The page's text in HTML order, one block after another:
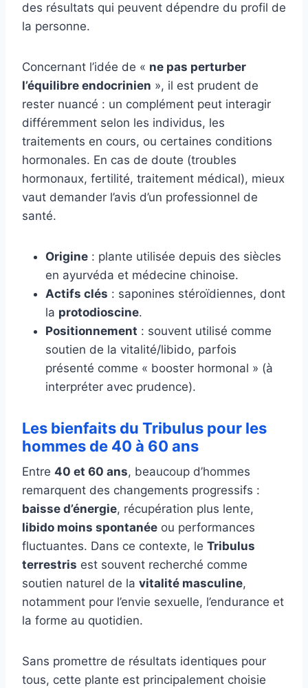
des résultats qui peuvent dépendre du profil de
la personne.
Concernant l’idée de « ne pas perturber
l’équilibre endocrinien », il est prudent de
rester nuancé : un complément peut interagir
différemment selon les individus, les
traitements en cours, ou certaines conditions
hormonales. En cas de doute (troubles
hormonaux, fertilité, traitement médical), mieux
vaut demander l’avis d’un professionnel de
santé.
Origine : plante utilisée depuis des siècles
en ayurvéda et médecine chinoise.
Actifs clés : saponines stéroïdiennes, dont
la protodioscine.
Positionnement : souvent utilisé comme
soutien de la vitalité/libido, parfois
présenté comme « booster hormonal » (à
interpréter avec prudence).
Les bienfaits du Tribulus pour les
hommes de 40 à 60 ans
Entre 40 et 60 ans, beaucoup d’hommes
remarquent des changements progressifs :
baisse d’énergie, récupération plus lente,
libido moins spontanée ou performances
fluctuantes. Dans ce contexte, le Tribulus
terrestris est souvent recherché comme
soutien naturel de la vitalité masculine,
notamment pour l’envie sexuelle, l’endurance et
la forme au quotidien.
Sans promettre de résultats identiques pour
tous, cette plante est principalement choisie